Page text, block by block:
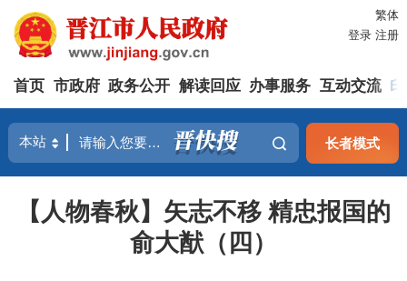
繁体
登录 注册
首页 市政府 政务公开 解读回应 办事服务 互动交流
长者模式
【人物春秋】矢志不移 精忠报国的
俞大猷（四）